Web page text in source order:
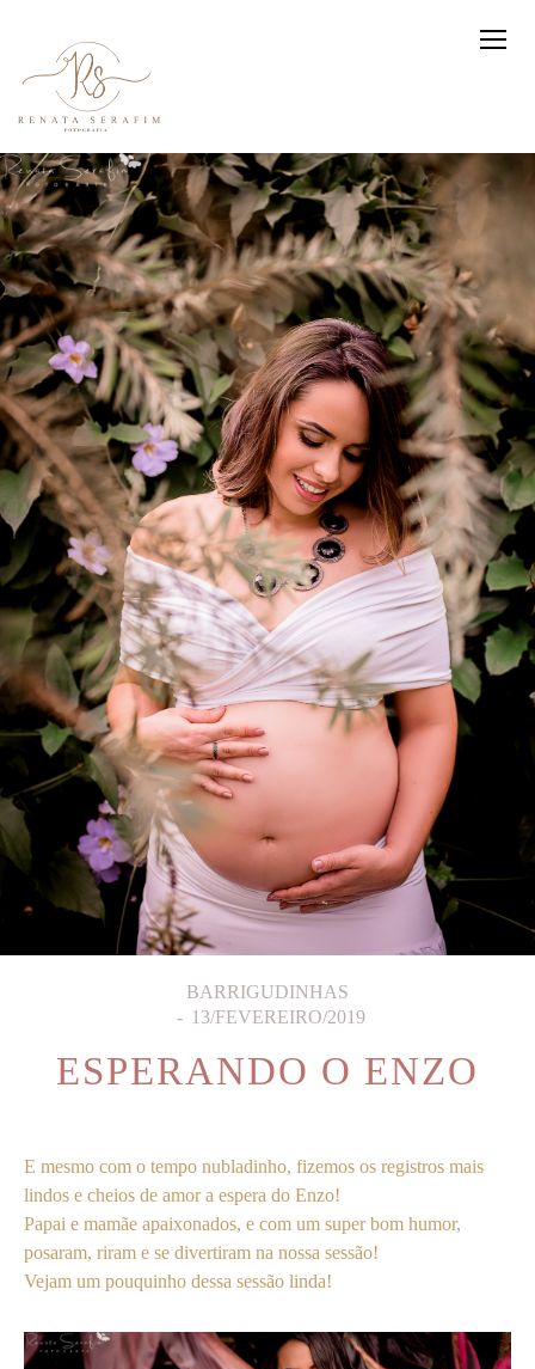
BARRIGUDINHAS
13/FEVEREIRO/2019
ESPERANDO O ENZO
E mesmo com o tempo nubladinho, fizemos os registros mais
lindos e cheios de amor a espera do Enzo!
Papai e mamãe apaixonados, e com um super bom humor,
posaram, riram e se divertiram na nossa sessão!
Vejam um pouquinho dessa sessão linda!